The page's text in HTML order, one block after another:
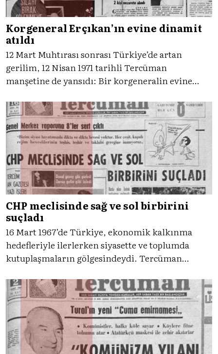
Korgeneral Erçıkan’ın evine dinamit
atıldı
12 Mart Muhtırası sonrası Türkiye’de artan
gerilim, 12 Nisan 1971 tarihli Tercüman
manşetine de yansıdı: Bir korgeneralin evine
noktayı gözler önüne sererken, ülkenin
derinleşen krizini de simgeliyordu.
CHP meclisinde sağ ve sol birbirini
suçladı
16 Mart 1967’de Türkiye, ekonomik kalkınma
hedefleriyle ilerlerken siyasette ve toplumda
kutuplaşmaların gölgesindeydi. Tercüman
hareketlerini ve hükûmetin otorite hamlelerini
tüm detaylarıyla sayfalarına taşımıştı.